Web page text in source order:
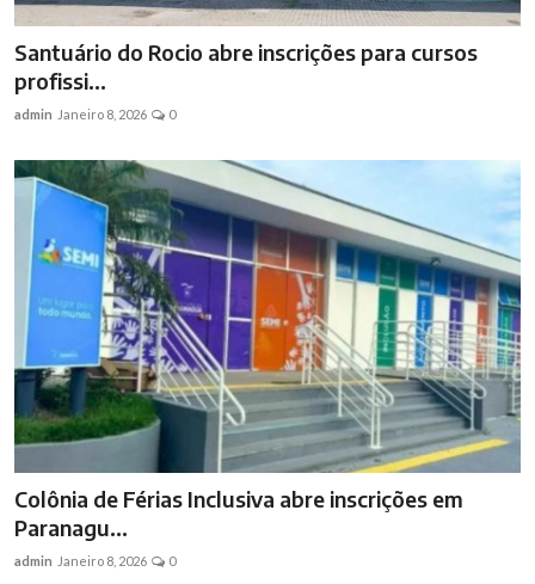
Santuário do Rocio abre inscrições para cursos
profissi...
admin Janeiro 8, 2026 0
Colônia de Férias Inclusiva abre inscrições em
Paranagu...
admin Janeiro 8, 2026 0